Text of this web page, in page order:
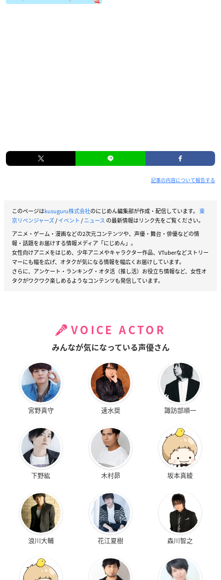
記事の内容について報告する
このページはkusuguru株式会社のにじめん編集部が作成・配信しています。 東
京リベンジャーズ/イベント /ニュース の最新情報はリンク先をご覧ください。
アニメ・ゲーム・漫画などの2次元コンテンツや、声優・舞台・俳優などの情
報・話題をお届けする情報メディア「にじめん」。
女性向けアニメをはじめ、少年アニメやキャラクター作品、VTuberなどストリー
マーにも幅を広げ、オタクが気になる情報を幅広くお届けしています。
さらに、アンケート・ランキング・オタ活（推し活）お役立ち情報など、女性オ
タクがワクワク楽しめるようなコンテンツも発信しています。
VOICE ACTOR
みんなが気になっている声優さん
宮野真守 速水奨 諏訪部順一
下野紘 木村昴 坂本真綾
浪川大輔 花江夏樹 森川智之